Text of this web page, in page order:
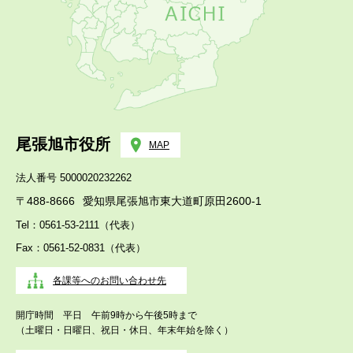
尾張旭市役所 MAP
法人番号 5000020232262
〒488-8666 愛知県尾張旭市東大道町原田2600-1
Tel：0561-53-2111（代表）
Fax：0561-52-0831（代表）
各課等へのお問い合わせ先
開庁時間 平日 午前9時から午後5時まで
（土曜日・日曜日、祝日・休日、年末年始を除く）